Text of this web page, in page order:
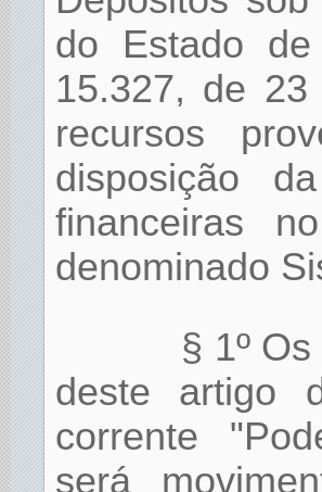
do Estado
15.327, de
recursos
disposição
financeiras
denominado
§ 1º
deste artigo
corrente
será